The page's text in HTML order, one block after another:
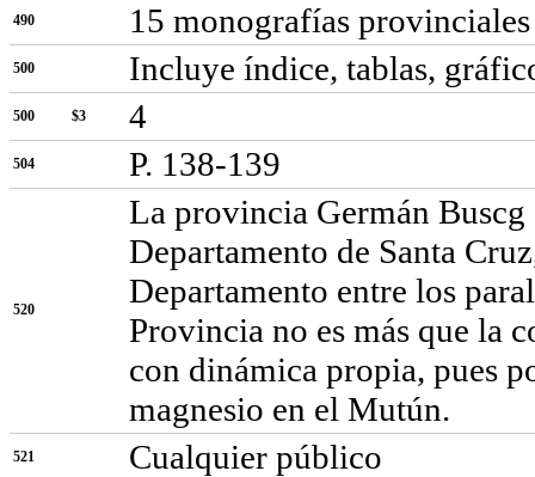
490 15 monografías provinciales
500 Incluye índice, tablas,
500 $3 4
504 P. 138-139
520
La provincia Germán Buscg
Departamento de Santa
Departamento entre los
Provincia no es más que la
con dinámica propia, pues
magnesio en el Mutún.
521 Cualquier público